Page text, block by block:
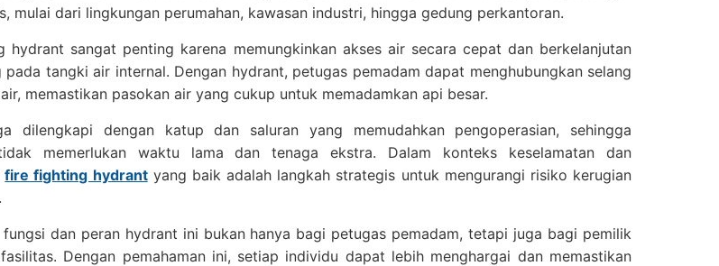
mulai dari lingkungan perumahan, kawasan industri, hingga gedung perkantoran.
hydrant sangat penting karena memungkinkan akses air secara cepat dan berkelanjutan
tangki air internal. Dengan hydrant, petugas pemadam dapat menghubungkan selang
memastikan pasokan air yang cukup untuk memadamkan api besar.
dilengkapi dengan katup dan saluran yang memudahkan pengoperasian, sehingga
memerlukan waktu lama dan tenaga ekstra. Dalam konteks keselamatan dan
fire fighting hydrantyang baik adalah langkah strategis untuk mengurangi risiko kerugian
fungsi dan peran hydrant ini bukan hanya bagi petugas pemadam, tetapi juga bagi pemilik
Dengan pemahaman ini, setiap individu dapat lebih menghargai dan memastikan